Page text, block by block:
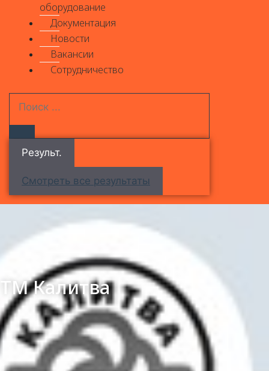
оборудование
Документация
Новости
Вакансии
Сотрудничество
Результ.
Смотреть все результаты
ТМ Калитва